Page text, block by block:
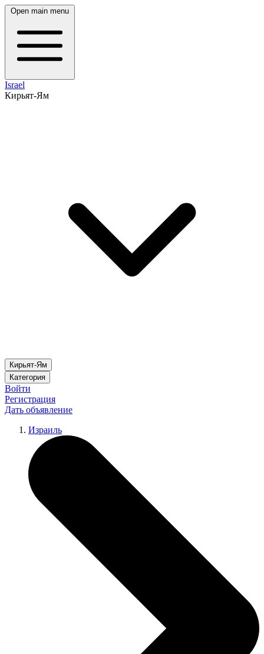
Open main menu
Israel
Кирьят-Ям
Кирьят-Ям
Категория
Войти
Регистрация
Дать объявление
Израиль